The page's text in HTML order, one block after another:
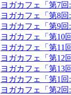
ヨガカフェ「第7
ヨガカフェ「第8
ヨガカフェ「第9
ヨガカフェ「第10
ヨガカフェ「第11
ヨガカフェ「第12
ヨガカフェ「第13
ヨガカフェ「第1
ヨガカフェ「第2